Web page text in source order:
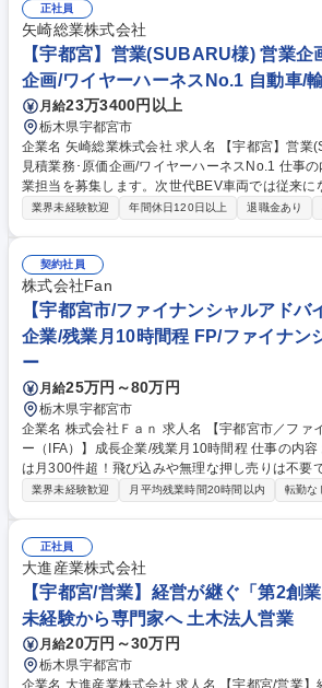
グ ■ニーズに合わせた最適な製品・工法の提案 ※
ており、状況に応じた在宅勤務も相談可能です。
品力があるため、自信を持って提案できます。
り、異業界出身の先輩も多数活躍中です。 募集職種 【北関東】ルート営
業/外壁材の国内シェアNo.1/東証プライム上場
正社員
矢崎総業株式会社
【宇都宮】営業(SUBARU様) 営業企
企画/ワイヤーハーネスNo.1 自動車/
月給23万3400円以上
栃木県宇都宮市
企業名 矢崎総業株式会社 求人名 【宇都宮】営業(SUBARU様) 営業企画･
見積業務･原価企画/ワイヤーハーネスNo.1 仕事の内容 SUBARU様向け営
業担当を募集します。次世代BEV車両では従来に
生産面の課題に対応する為、営業体制の強化を進
定・立案・遂行 ◆海外関係会社/国内他部門(主に
調整及び顧客への営業活動 ※主な取り扱い商品:自
ハーネス、HEV/BEV用高圧部品、ハーネス用部
ど) 募集職種 【宇都宮】営業(SUBARU様) 営業企画･見積業務･原価企画/
ワイヤーハーネスNo.1
業界未経験歓迎 年間休日120日以上 退職金あり
契約社員
株式会社Fan
【宇都宮市/ファイナンシャルアドバ
企業/残業月10時間程 FP/ファイナン
ー
月給25万円～80万円
栃木県宇都宮市
企業名 株式会社Ｆａｎ 求人名 【宇都宮市／ファイナンシャルアドバイザ
ー（IFA）】成長企業/残業月10時間程 仕事の内容 お客様からの面談希望
は月300件超！飛び込みや無理な押し売りは不要
人を対象とした資産運用のコンサルティング業務をお
超えるセミナーを実施。・所属金融商品取引業者
券・ウェルスナビ・ソニー銀行です。・取扱保険
宅ローンも取扱い可能です。 変更の範囲：なし 募集職種 【宇都宮市／フ
ァイナンシャルアドバイザー（IFA）】成長企業/
業界未経験歓迎 月平均残業時間20時間以内 転勤な
正社員
大進産業株式会社
【宇都宮/営業】経営が継ぐ「第2創
未経験から専門家へ 土木法人営業
月給20万円～30万円
栃木県宇都宮市
企業名 大進産業株式会社 求人名 【宇都宮/営業】経営が継ぐ「第2創業